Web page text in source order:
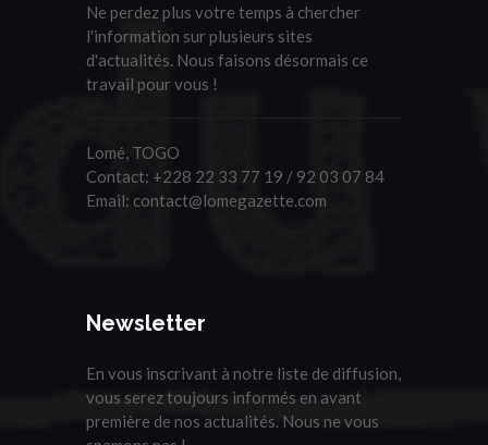
Ne perdez plus votre temps à chercher
l'information sur plusieurs sites
d'actualités. Nous faisons désormais ce
travail pour vous !
Lomé, TOGO
Contact: +228 22 33 77 19 / 92 03 07 84
Email: contact@lomegazette.com
Newsletter
En vous inscrivant à notre liste de diffusion,
vous serez toujours informés en avant
première de nos actualités. Nous ne vous